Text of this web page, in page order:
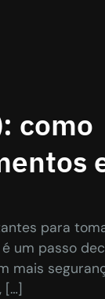
como
para
um passo
mais
[…]